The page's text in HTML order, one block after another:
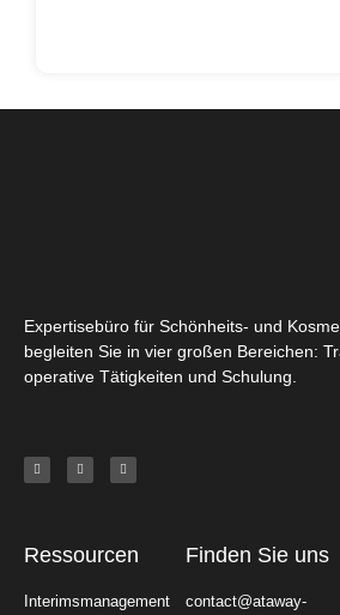
Expertisebüro für Schönheits- und
begleiten Sie in vier großen Bereichen:
operative Tätigkeiten und Schulung.
Ressourcen
Interimsmanagement
Finden Sie uns
contact@ataway-